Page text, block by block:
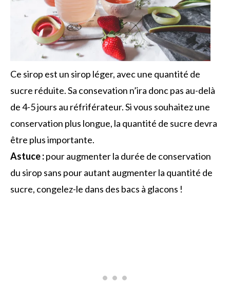
Ce sirop est un sirop léger, avec une quantité de
sucre réduite. Sa consevation n’ira donc pas au-delà
de 4-5 jours au réfriférateur. Si vous souhaitez une
conservation plus longue, la quantité de sucre devra
être plus importante.
Astuce :pour augmenter la durée de conservation
du sirop sans pour autant augmenter la quantité de
sucre, congelez-le dans des bacs à glacons !